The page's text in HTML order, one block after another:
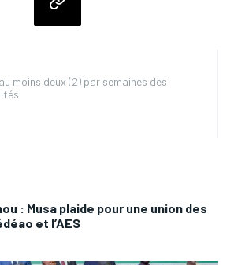
moins deux (2) par semaines des
: Musa plaide pour une union des
et l’AES